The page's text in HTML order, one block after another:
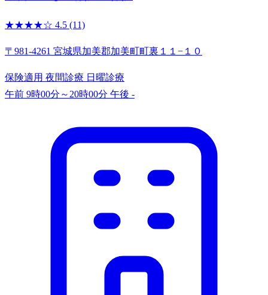
★★★★☆ 4.5 (11)
〒981-4261 宮城県加美郡加美町町裏１１−１０
保険適用 夜間診療 日曜診療
午前 9時00分～20時00分 午後 -